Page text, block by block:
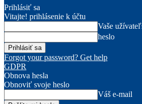
Prihlásiť sa
Vitajte! prihlásenie k účtu
Vaše
heslo
Forgot your password? Get help
GDPR
Obnova hesla
Obnoviť svoje heslo
Váš e-mail